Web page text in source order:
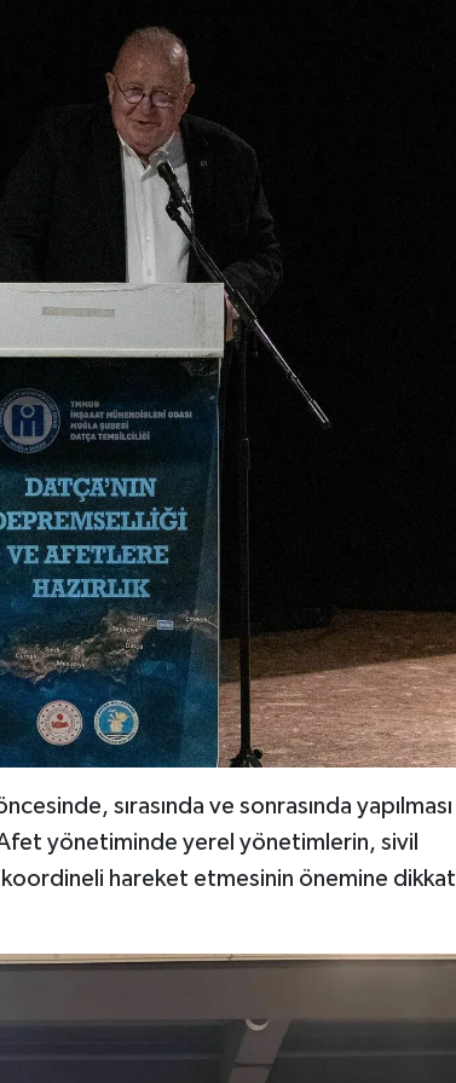
sırasında ve sonrasında yapılması
yönetiminde yerel yönetimlerin, sivil
koordineli hareket etmesinin önemine dikkat